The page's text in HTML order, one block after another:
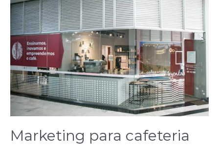
Marketing para cafeteria
cafeteria
offline